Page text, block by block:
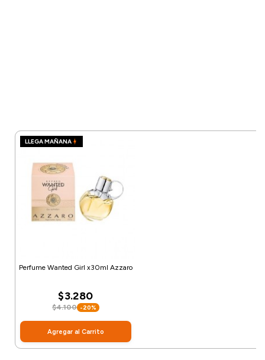
LLEGA MAÑANA
Perfume Wanted Girl x30ml Azzaro
$3.280
$4.100 -20%
Agregar al Carrito